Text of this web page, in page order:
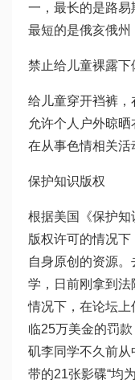
一，最长的是路易
最短的是俄亥俄州
禁止给儿童裸露下
给儿童穿开裆裤
允许个人户外晾
在从事色情相关活
保护知识版权
根据美国《保护
版权许可的情况
自身原创的资源
学，日前刚拿到
情况下，在论坛
临25万美金的罚
矶李同学不久前
带的21张影碟“均